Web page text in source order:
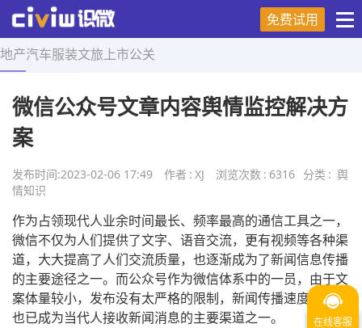
免费试用
地产汽车服装文旅 上市公关
首页 > 舆情知识 > 正文
微信公众号文章内容舆情监控解决方
案
发布时间:2023-02-06 17:49 作者 : XJ 浏览次数 : 6316 分类 : 舆
情知识
作为占领现代人业余时间最长、频率最高的通信工具之一，
微信不仅为人们提供了文字、语音交流，更有视频等各种渠
道，大大提高了人们交流质量，也逐渐成为了新闻信息传播
的主要途径之一。而公众号作为微信体系中的一员，由于文
案体量较小，发布没有太严格的限制，新闻传播速度较快，
也已成为当代人接收新闻消息的主要渠道之一。